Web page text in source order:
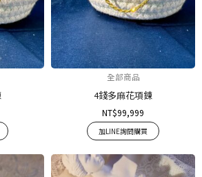
全部商品
4錢多麻花項鍊
NT$99,999
加LINE詢問購買